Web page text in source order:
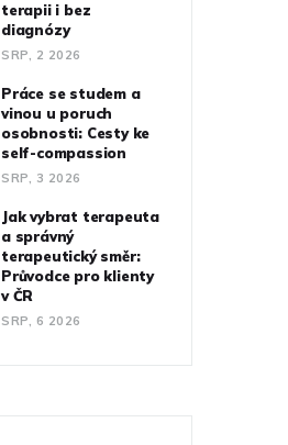
terapii i bez
diagnózy
SRP, 2 2026
Práce se studem a
vinou u poruch
osobnosti: Cesty ke
self-compassion
SRP, 3 2026
Jak vybrat terapeuta
a správný
terapeutický směr:
Průvodce pro klienty
v ČR
SRP, 6 2026